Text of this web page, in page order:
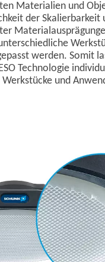
Materialien und
der Skalierbarkeit
werden. Somit
Technologie
und